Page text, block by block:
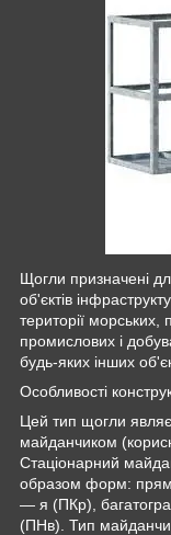
Щогли призначені
об'єктів
території морських,
промислових і
будь-яких інших
Особливості
Цей тип щогли
майданчиком
Стаціонарний
образом форм:
— я (ПКр),
(ПНв). Тип